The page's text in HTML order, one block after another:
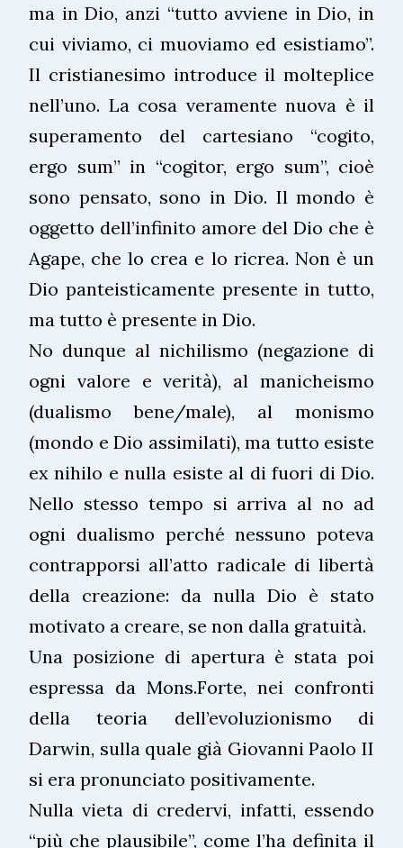
ma in Dio, anzi “tutto avviene in Dio, in
cui viviamo, ci muoviamo ed esistiamo”.
Il cristianesimo introduce il molteplice
nell’uno. La cosa veramente nuova è il
superamento del cartesiano “cogito,
ergo sum” in “cogitor, ergo sum”, cioè
sono pensato, sono in Dio. Il mondo è
oggetto dell’infinito amore del Dio che è
Agape, che lo crea e lo ricrea. Non è un
Dio panteisticamente presente in tutto,
ma tutto è presente in Dio.
No dunque al nichilismo (negazione di
ogni valore e verità), al manicheismo
(dualismo bene/male), al monismo
(mondo e Dio assimilati), ma tutto esiste
ex nihilo e nulla esiste al di fuori di Dio.
Nello stesso tempo si arriva al no ad
ogni dualismo perché nessuno poteva
contrapporsi all’atto radicale di libertà
della creazione: da nulla Dio è stato
motivato a creare, se non dalla gratuità.
Una posizione di apertura è stata poi
espressa da Mons.Forte, nei confronti
della teoria dell’evoluzionismo di
Darwin, sulla quale già Giovanni Paolo II
si era pronunciato positivamente.
Nulla vieta di credervi, infatti, essendo
“più che plausibile”, come l’ha definita il